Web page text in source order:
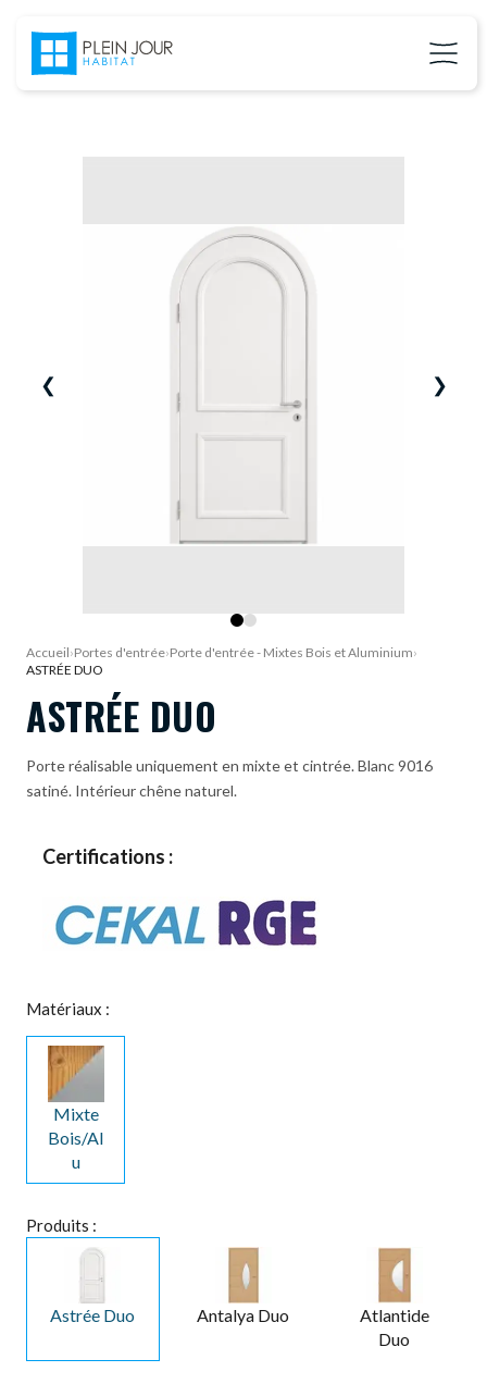
02 37 24 27 71
DEMANDE DE DEVIS
❮ ❯
Accueil›Portes d'entrée›Porte d'entrée - Mixtes Bois et Aluminium›
ASTRÉE DUO
ASTRÉE DUO
Porte réalisable uniquement en mixte et cintrée. Blanc 9016
satiné. Intérieur chêne naturel.
Certifications :
Matériaux :
Mixte
Bois/Al
u
Produits :
Astrée Duo Antalya Duo
Atlantide
Duo